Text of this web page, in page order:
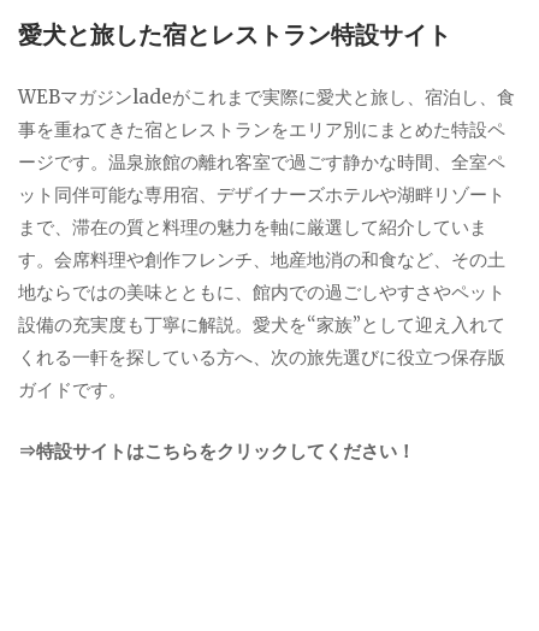
愛犬と旅した宿とレストラン特設サイト
WEBマガジンladeがこれまで実際に愛犬と旅し、宿泊し、食
事を重ねてきた宿とレストランをエリア別にまとめた特設ペ
ージです。温泉旅館の離れ客室で過ごす静かな時間、全室ペ
ット同伴可能な専用宿、デザイナーズホテルや湖畔リゾート
まで、滞在の質と料理の魅力を軸に厳選して紹介していま
す。会席料理や創作フレンチ、地産地消の和食など、その土
地ならではの美味とともに、館内での過ごしやすさやペット
設備の充実度も丁寧に解説。愛犬を“家族”として迎え入れて
くれる一軒を探している方へ、次の旅先選びに役立つ保存版
ガイドです。
⇒特設サイトはこちらをクリックしてください！